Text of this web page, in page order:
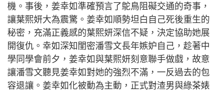
機。事後，姜幸如準確預言了鴕鳥阻礙交通的奇事，
讓葉熙妍大為震驚。姜幸如順勢坦白自己死後重生的
秘密，充滿正義感的葉熙妍深信不疑，決定協助她展
開復仇。幸如深知閨密潘雪文長年嫉妒自己，趁著中
學同學會前夕，姜幸如與葉熙妍刻意聯手做戲，故意
讓潘雪文聽見姜幸如對她的強烈不滿，一反過去的包
容退讓。姜幸如化被動為主動，正式對渣男與綠茶婊